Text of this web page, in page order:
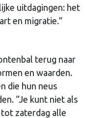
uitdagingen: het
en migratie.”
terug naar
en waarden.
die hun neus
“Je kunt niet als
tot zaterdag alle